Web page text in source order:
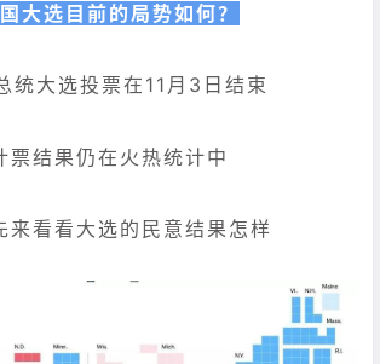
大选目前的局势如何？
统大选投票在11月3日结束
票结果仍在火热统计中
来看看大选的民意结果怎样